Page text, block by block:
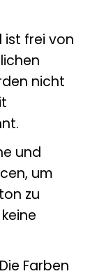
ist frei von
nicht
und
um
zu
Die Farben